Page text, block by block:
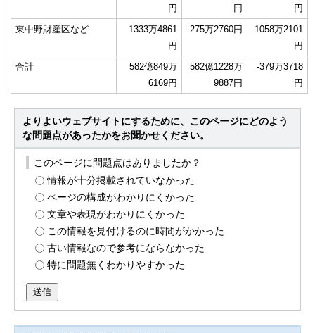
円
円
円
東中野財産区など
1333万4861
円
275万2760円
1058万2101
円
合計
582億849万
6169円
582億1228万
9887円
-379万3718
円
よりよいウェブサイトにするために、このページにどのよう
な問題点があったかをお聞かせください。
このページに問題点はありましたか？
情報が十分掲載されていなかった
ページの構成がわかりにくかった
文章や表現がわかりにくかった
この情報を見付けるのに時間がかかった
古い情報なので参考にならなかった
特に問題無くわかりやすかった
送信